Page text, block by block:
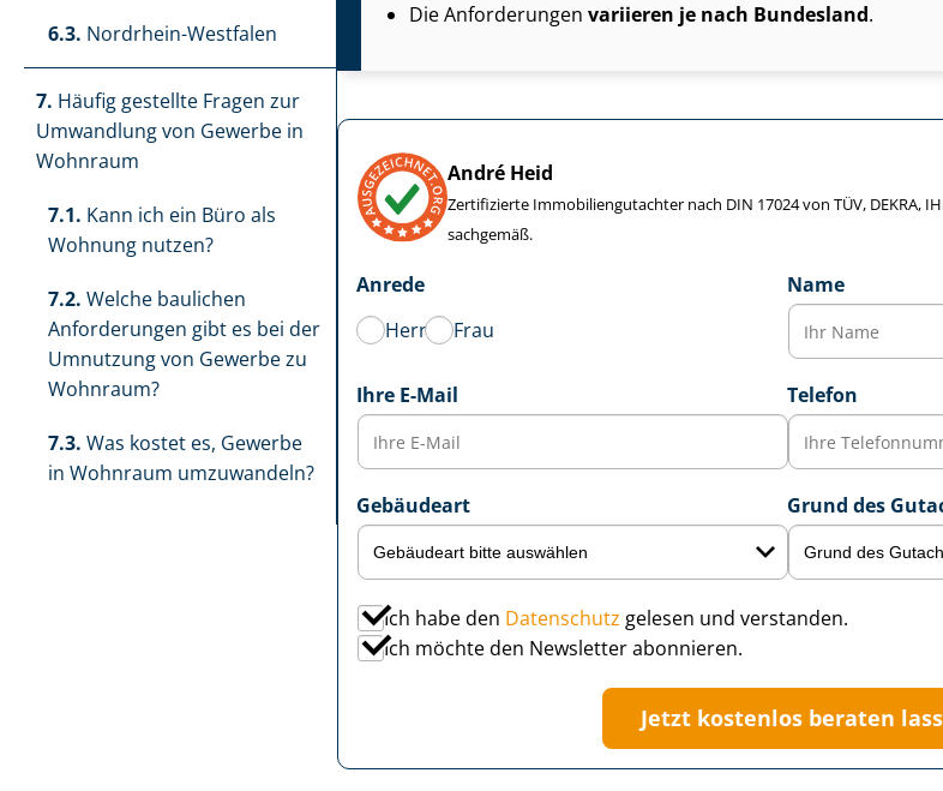
6.3. Nordrhein-Westfalen
7. Häufig gestellte Fragen zur
Umwandlung von Gewerbe in
Wohnraum
7.1. Kann ich ein Büro als
Wohnung nutzen?
7.2. Welche baulichen
Anforderungen gibt es bei der
Umnutzung von Gewerbe zu
Wohnraum?
7.3. Was kostet es, Gewerbe
in Wohnraum umzuwandeln?
Die Anforderungen variieren je nach Bundesland.
André Heid
Zertifizierte Im­mo­bi­li­en­gut­ach­ter nach DIN 17024 von TÜV, DEKRA,
sachgemäß.
Anrede
Herr
Frau
Name
Ihre E-Mail Telefon
Gebäudeart Grund des
Ich habe den Datenschutz gelesen und verstanden.
Ich möchte den Newsletter abonnieren.
Jetzt kostenlos beraten